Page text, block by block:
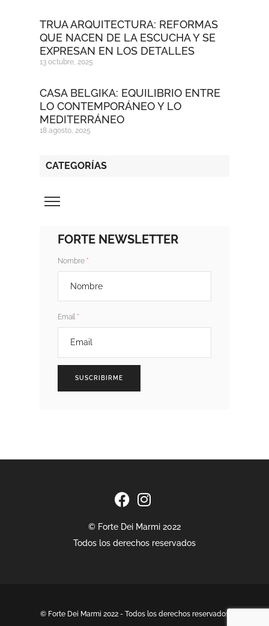
TRUA ARQUITECTURA: REFORMAS
QUE NACEN DE LA ESCUCHA Y SE
EXPRESAN EN LOS DETALLES
13 octubre, 2025
CASA BELGIKA: EQUILIBRIO ENTRE
LO CONTEMPORÁNEO Y LO
MEDITERRÁNEO
18 agosto, 2025
CATEGORÍAS
FORTE NEWSLETTER
Nombre
Email
SUSCRIBIRME
© Forte Dei Marmi 2022
Todos los derechos reservados
© Forte Dei Marmi 2022 - Todos los derechos reservados